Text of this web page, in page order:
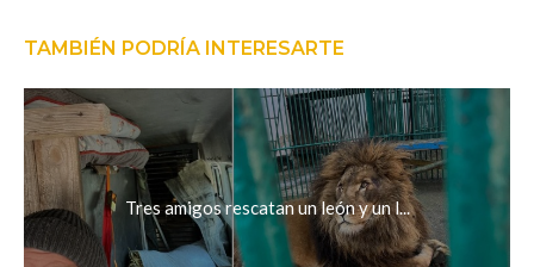
TAMBIÉN PODRÍA INTERESARTE
Tres amigos rescatan un león y un l...